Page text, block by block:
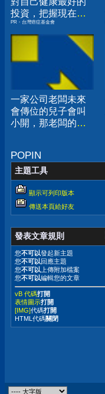
投資，把握現在不
嫌晚！
PR・台灣癌症基金會
一家公司老闆未來
會傳位的兒子會叫
小開，那老闆的女
POPIN
主題工具
顯示可列印版本
傳送本頁給好友
發表文章規則
您不可以發起新主題
您不可以 回應主題
您不可以 上傳附加檔案
您不可以編輯您的文章
vB 代碼打開
表情圖示打開
[IMG]代碼打開
HTML代碼關閉